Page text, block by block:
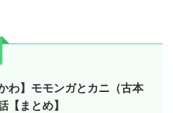
わ】モモンガとカニ（古本
【まとめ】